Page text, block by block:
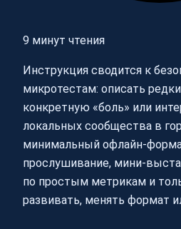
9 минут чтения
Инструкция сводится к
микротестам: описать
конкретную «боль» или
локальных сообщества в
минимальный офлайн-
прослушивание, мини-
по простым метрикам и
развивать, менять формат